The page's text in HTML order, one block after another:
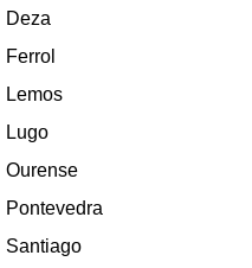
Deza
Ferrol
Lemos
Lugo
Ourense
Pontevedra
Santiago